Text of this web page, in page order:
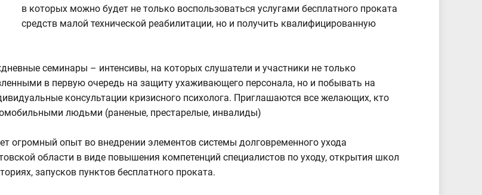
в которых можно будет не только воспользоваться услугами бесплатного проката
средств малой технической реабилитации, но и получить квалифицированную
семинары – интенсивы, на которых слушатели и участники не только
в первую очередь на защиту ухаживающего персонала, но и побывать на
консультации кризисного психолога. Приглашаются все желающих, кто
людьми (раненые, престарелые, инвалиды)
огромный опыт во внедрении элементов системы долговременного ухода
области в виде повышения компетенций специалистов по уходу, открытия школ
запусков пунктов бесплатного проката.